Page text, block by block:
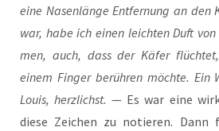
eine Nasen­län­ge Ent­fer­nung an den
war, habe ich einen leich­ten Duft
men, auch, dass der Käfer
einem Fin­ger berüh­ren möch­te. Ein
Lou­is, herz­lichst. — Es war eine
die­se Zei­chen zu notie­ren.